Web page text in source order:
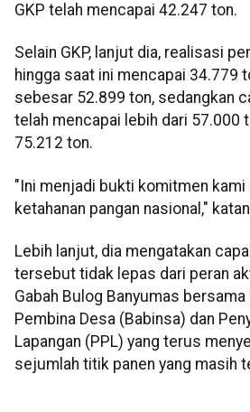
GKP telah mencapai 42.247 ton.
Selain GKP, lanjut dia, realisasi
hingga saat ini mencapai 34.779
sebesar 52.899 ton, sedangkan
telah mencapai lebih dari 57.000
75.212 ton.
"Ini menjadi bukti komitmen kami
ketahanan pangan nasional,"
Lebih lanjut, dia mengatakan
tersebut tidak lepas dari peran
Gabah Bulog Banyumas
Pembina Desa (Babinsa) dan
Lapangan (PPL) yang terus
sejumlah titik panen yang masih